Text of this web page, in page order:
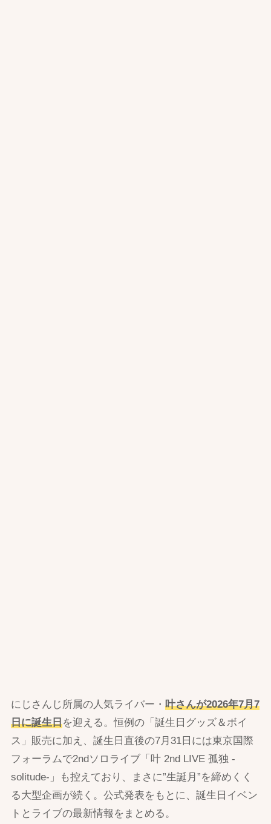
にじさんじ所属の人気ライバー・ 叶さんが2026年7月7
日に誕生日を迎える。恒例の「誕生日グッズ＆ボイ
ス」販売に加え、誕生日直後の7月31日には東京国際
フォーラムで2ndソロライブ「叶 2nd LIVE 孤独 -
solitude-」も控えており、まさに”生誕月”を締めくく
る大型企画が続く。公式発表をもとに、誕生日イベン
トとライブの最新情報をまとめる。